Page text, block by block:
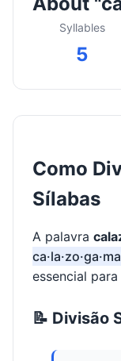
Syllables
5
Como
Sílabas
A palavra
essencial
📝 Divisão